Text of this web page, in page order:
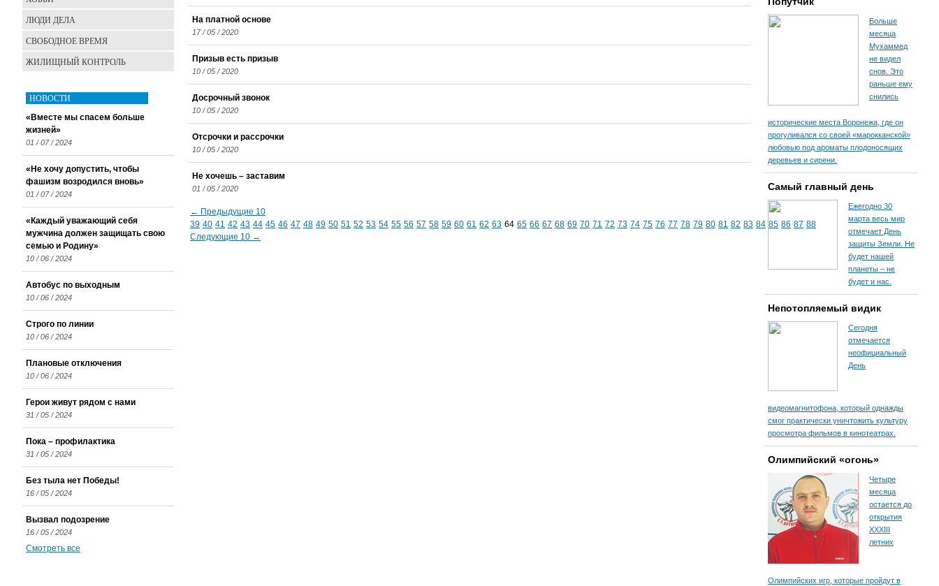
На платной основе
17 / 05 / 2020
Призыв есть призыв
10 / 05 / 2020
Досрочный звонок
10 / 05 / 2020
Отсрочки и рассрочки
10 / 05 / 2020
Не хочешь – заставим
01 / 05 / 2020
← Предыдущие 10
39 40 41 42 43 44 45 46 47 48 49 50 51 52 53 54 55 56 57 58 59 60 61 62 63 64 65 66 67 68 69 70 71 72 73 74 75 76 77 78 79 80 81 82 83 84 85 86 87 88
Следующие 10 →
ЛЮДИ ДЕЛА
СВОБОДНОЕ ВРЕМЯ
ЖИЛИЩНЫЙ КОНТРОЛЬ
НОВОСТИ
«Вместе мы спасем больше
жизней»
01 / 07 / 2024
«Не хочу допустить, чтобы
фашизм возродился вновь»
01 / 07 / 2024
«Каждый уважающий себя
мужчина должен защищать свою
семью и Родину»
10 / 06 / 2024
Автобус по выходным
10 / 06 / 2024
Строго по линии
10 / 06 / 2024
Плановые отключения
10 / 06 / 2024
Герои живут рядом с нами
31 / 05 / 2024
Пока – профилактика
31 / 05 / 2024
Без тыла нет Победы!
16 / 05 / 2024
Вызвал подозрение
16 / 05 / 2024
Смотреть все
Больше
месяца
Мухаммед
не видел
снов. Это
раньше ему
снились
исторические места Воронежа, где он
прогуливался со своей «марокканской»
любовью под ароматы плодоносящих
деревьев и сирени.
Самый главный день
Ежегодно 30
марта весь мир
отмечает День
защиты Земли. Не
будет нашей
планеты – не
будет и нас.
Непотопляемый видик
Сегодня
отмечается
неофициальный
День
видеомагнитофона, который однажды
смог практически уничтожить культуру
просмотра фильмов в кинотеатрах.
Олимпийский «огонь»
Четыре
месяца
остается до
открытия
XXXIII
летних
Олимпийских игр, которые пройдут в